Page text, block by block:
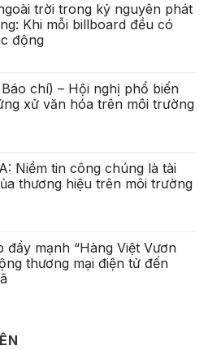
trời trong kỷ nguyên phát
Khi mỗi billboard đều có
động
chí) – Hội nghị phổ biến
xử văn hóa trên môi trường
Niềm tin công chúng là tài
thương hiệu trên môi trường
đẩy mạnh “Hàng Việt Vươn
thương mại điện tử đến